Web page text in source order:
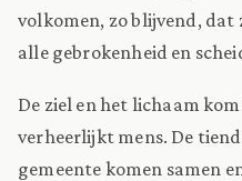
volkomen, zo blijvend, dat
alle gebrokenheid en
De ziel en het lichaam
verheerlijkt mens. De
gemeente komen samen